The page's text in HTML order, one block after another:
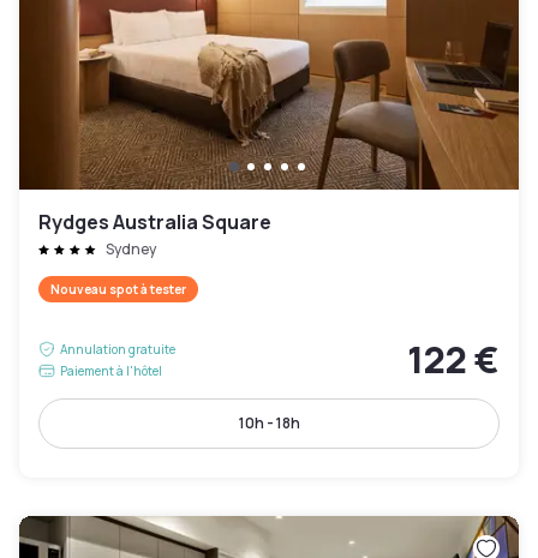
Rydges Australia Square
Sydney
Nouveau spot à tester
Annulation gratuite
Paiement à l'hôtel
122 €
10h - 18h